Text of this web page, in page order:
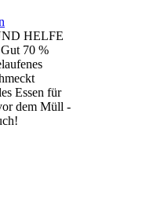
HELFE
70 %
Essen für
dem Müll -